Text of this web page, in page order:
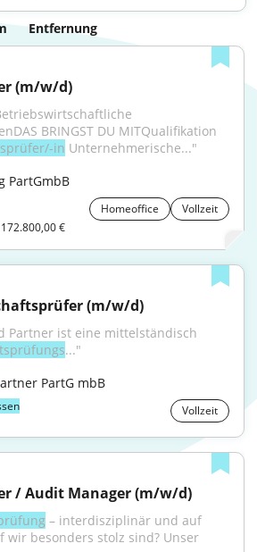
Entfernung
(m/w/d)
BRINGST DU MITQualifikation
in Unternehmerische..."
PartGmbB
Homeoffice
Vollzeit
€
(m/w/d)
Partner ist eine mittelständisch
..."
PartG mbB
Vollzeit
/ Audit Manager (m/w/d)
– interdisziplinär und auf
wir besonders stolz sind? Unser